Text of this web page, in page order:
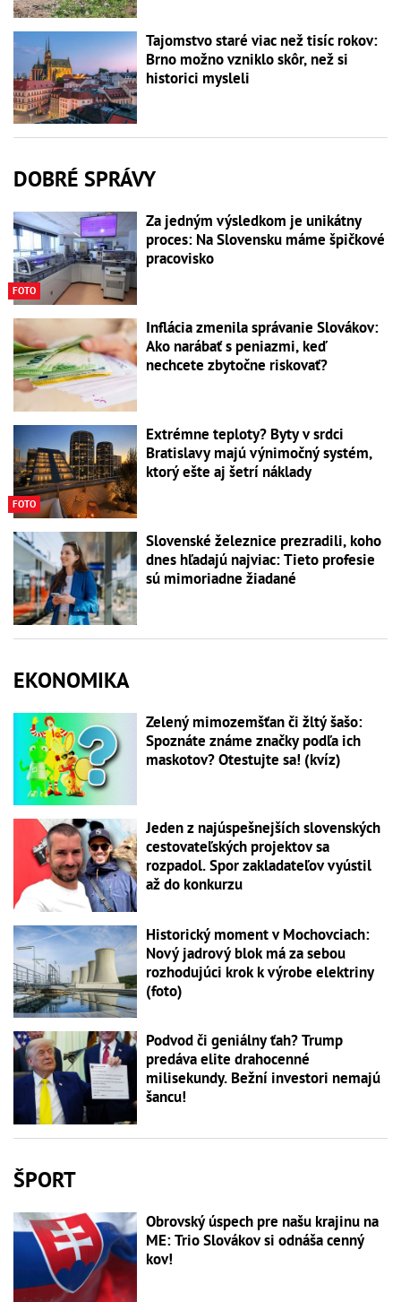
Tajomstvo staré viac než tisíc rokov:
Brno možno vzniklo skôr, než si
historici mysleli
DOBRÉ SPRÁVY
FOTO
Za jedným výsledkom je unikátny
proces: Na Slovensku máme špičkové
pracovisko
Inflácia zmenila správanie Slovákov:
Ako narábať s peniazmi, keď
nechcete zbytočne riskovať?
FOTO
Extrémne teploty? Byty v srdci
Bratislavy majú výnimočný systém,
ktorý ešte aj šetrí náklady
Slovenské železnice prezradili, koho
dnes hľadajú najviac: Tieto profesie
sú mimoriadne žiadané
EKONOMIKA
Zelený mimozemšťan či žltý šašo:
Spoznáte známe značky podľa ich
maskotov? Otestujte sa! (kvíz)
Jeden z najúspešnejších slovenských
cestovateľských projektov sa
rozpadol. Spor zakladateľov vyústil
až do konkurzu
Historický moment v Mochovciach:
Nový jadrový blok má za sebou
rozhodujúci krok k výrobe elektriny
(foto)
Podvod či geniálny ťah? Trump
predáva elite drahocenné
milisekundy. Bežní investori nemajú
šancu!
ŠPORT
Obrovský úspech pre našu krajinu na
ME: Trio Slovákov si odnáša cenný
kov!